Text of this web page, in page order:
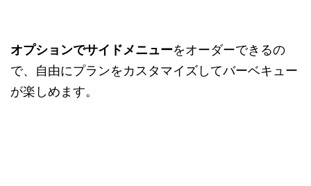
オプションでサイドメニューをオーダーできるの
で、自由にプランをカスタマイズしてバーベキュー
が楽しめます。